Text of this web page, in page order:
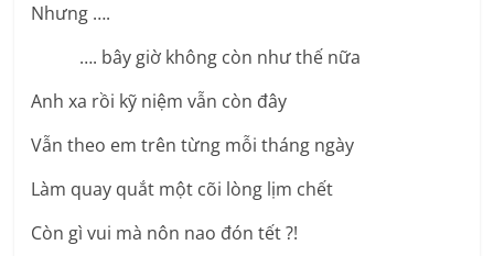
Nhưng ….
…. bây giờ không còn như thế nữa
Anh xa rồi kỹ niệm vẫn còn đây
Vẫn theo em trên từng mỗi tháng ngày
Làm quay quắt một cõi lòng lịm chết
Còn gì vui mà nôn nao đón tết ?!